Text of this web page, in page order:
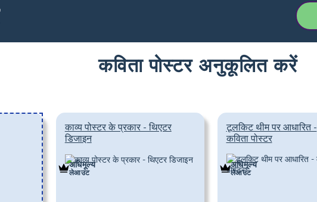
कविता पोस्टर अनुकूलित करें
काव्य पोस्टर के प्रकार - थिएटर
डिजाइन
अधिमूल्य
लेआउट
टूलकिट थीम पर आधारित -
कविता पोस्टर
अधिमूल्य
लेआउट